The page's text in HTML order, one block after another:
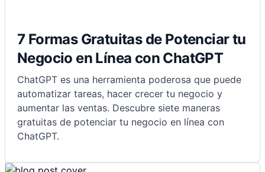
7 Formas Gratuitas de Potenciar tu
Negocio en Línea con ChatGPT
ChatGPT es una herramienta poderosa que puede
automatizar tareas, hacer crecer tu negocio y
aumentar las ventas. Descubre siete maneras
gratuitas de potenciar tu negocio en línea con
ChatGPT.